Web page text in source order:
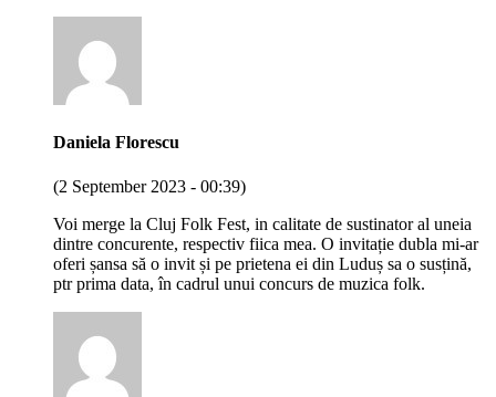
Daniela Florescu
(2 September 2023 - 00:39)
Voi merge la Cluj Folk Fest, in calitate de sustinator al uneia
dintre concurente, respectiv fiica mea. O invitație dubla mi-ar
oferi șansa să o invit și pe prietena ei din Luduș sa o susțină,
ptr prima data, în cadrul unui concurs de muzica folk.